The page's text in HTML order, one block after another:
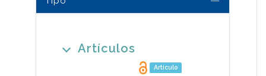
Artículos
Artículo